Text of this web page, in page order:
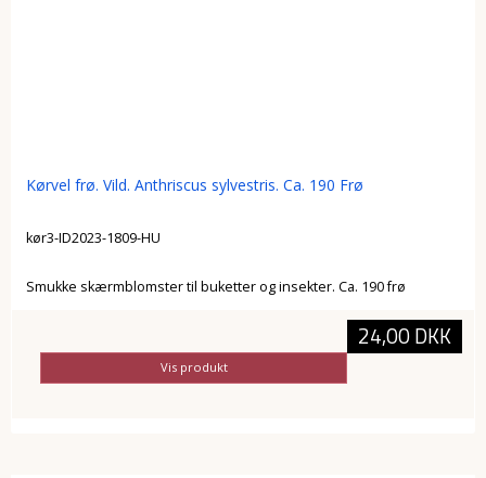
Kørvel frø. Vild. Anthriscus sylvestris. Ca. 190 Frø
kør3-ID2023-1809-HU
Smukke skærmblomster til buketter og insekter. Ca. 190 frø
24,00 DKK
Vis produkt